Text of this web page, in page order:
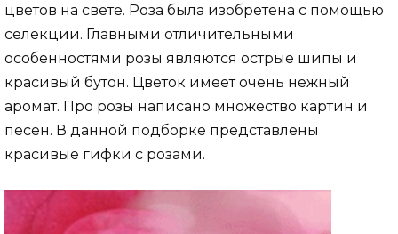
цветов на свете. Роза была изобретена с помощью
селекции. Главными отличительными
особенностями розы являются острые шипы и
красивый бутон. Цветок имеет очень нежный
аромат. Про розы написано множество картин и
песен. В данной подборке представлены
красивые гифки с розами.